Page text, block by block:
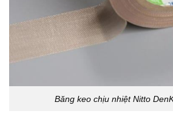
Băng keo chịu nhiệt Nitto